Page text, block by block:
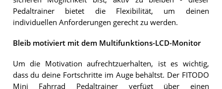
Pedaltrainer bietet die Flexibilität, um deinen
individuellen Anforderungen gerecht zu werden.
Bleib motiviert mit dem Multifunktions-LCD-Monitor
Um die Motivation aufrechtzuerhalten, ist es wichtig,
dass du deine Fortschritte im Auge behältst. Der FITODO
Mini Fahrrad Pedaltrainer verfügt über einen